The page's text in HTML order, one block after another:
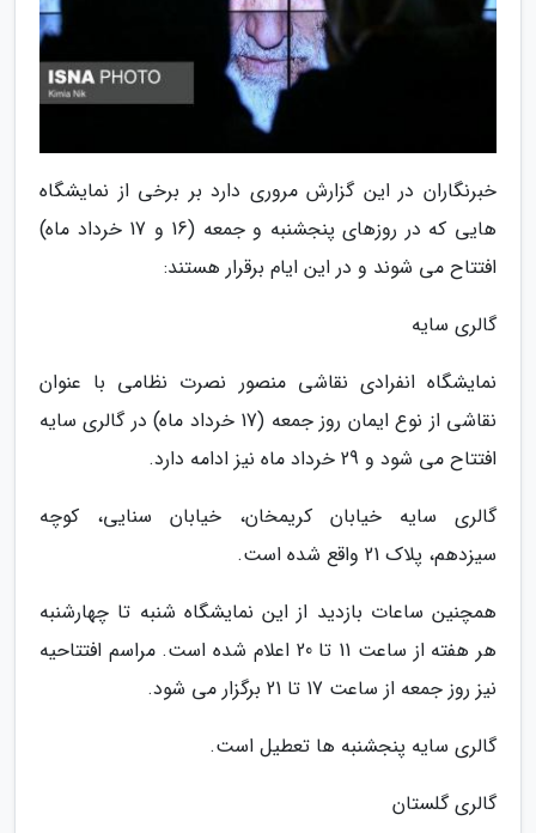
خبرنگاران در این گزارش مروری دارد بر برخی از نمایشگاه
هایی که در روزهای پنجشنبه و جمعه (16 و 17 خرداد ماه)
افتتاح می شوند و در این ایام برقرار هستند:
گالری سایه
نمایشگاه انفرادی نقاشی منصور نصرت نظامی با عنوان
نقاشی از نوع ایمان روز جمعه (17 خرداد ماه) در گالری سایه
افتتاح می شود و 29 خرداد ماه نیز ادامه دارد.
گالری سایه خیابان کریمخان، خیابان سنایی، کوچه
سیزدهم، پلاک 21 واقع شده است.
همچنین ساعات بازدید از این نمایشگاه شنبه تا چهارشنبه
هر هفته از ساعت 11 تا 20 اعلام شده است. مراسم افتتاحیه
نیز روز جمعه از ساعت 17 تا 21 برگزار می شود.
گالری سایه پنجشنبه ها تعطیل است.
گالری گلستان